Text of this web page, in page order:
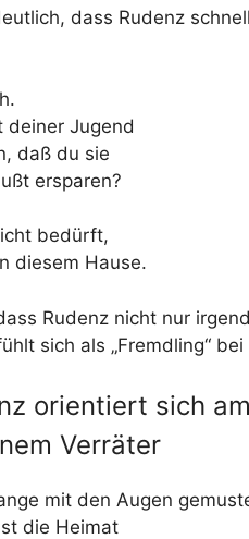
dass Rudenz
deiner Jugend
daß du sie
ersparen?
bedürft,
diesem Hause.
Rudenz nicht nur
sich als „Fremdling“
orientiert sich
Verräter
mit den Augen
die Heimat